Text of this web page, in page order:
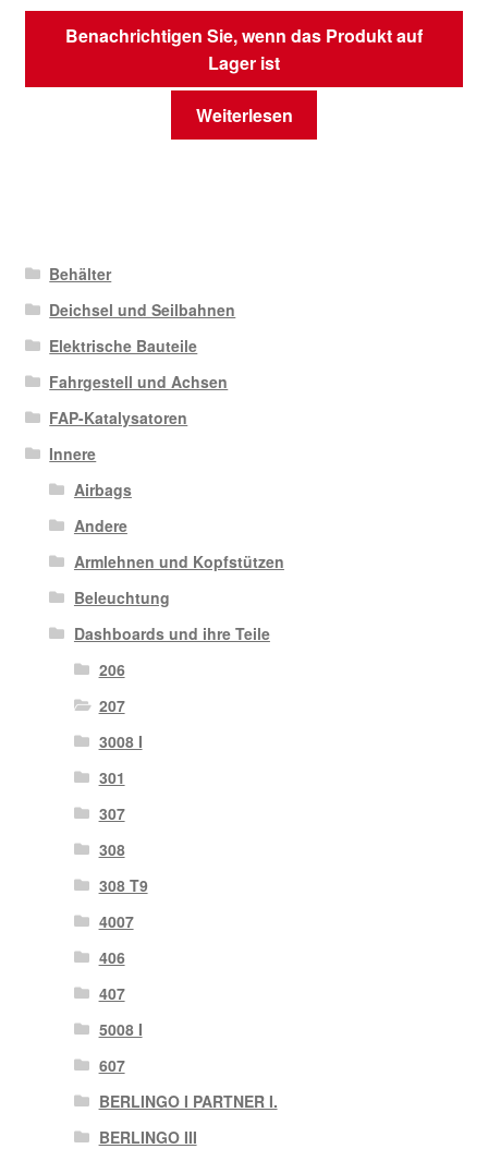
Benachrichtigen Sie, wenn das Produkt auf
Lager ist
Weiterlesen
Behälter
Deichsel und Seilbahnen
Elektrische Bauteile
Fahrgestell und Achsen
FAP-Katalysatoren
Innere
Airbags
Andere
Armlehnen und Kopfstützen
Beleuchtung
Dashboards und ihre Teile
206
207
3008 I
301
307
308
308 T9
4007
406
407
5008 I
607
BERLINGO I PARTNER I.
BERLINGO III